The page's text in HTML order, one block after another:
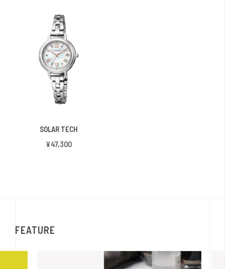
SOLAR TECH
¥47,300
FEATURE